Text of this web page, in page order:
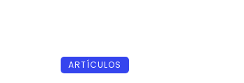
ARTÍCULOS